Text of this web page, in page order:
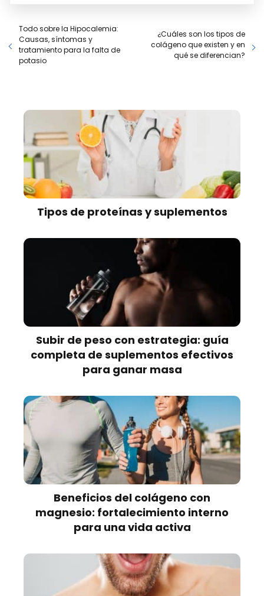
Todo sobre la Hipocalemia:
Causas, síntomas y
tratamiento para la falta de
potasio
¿Cuáles son los tipos de
colágeno que existen y en
qué se diferencian?
Tipos de proteínas y suplementos
Subir de peso con estrategia: guía
completa de suplementos efectivos
para ganar masa
Beneficios del colágeno con
magnesio: fortalecimiento interno
para una vida activa